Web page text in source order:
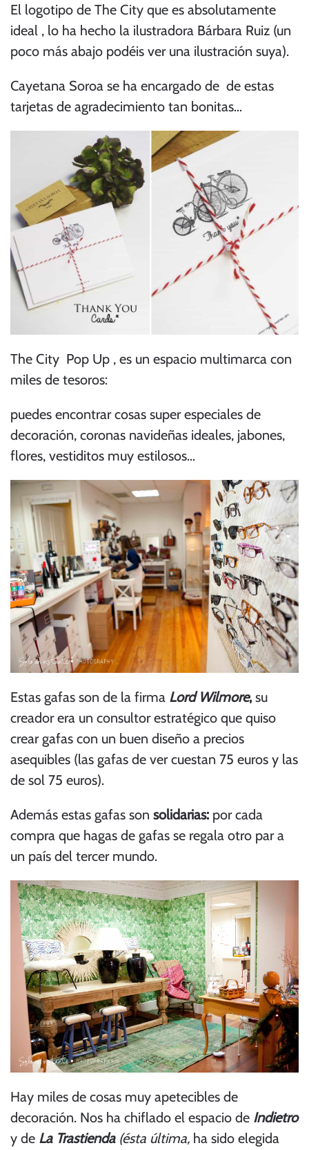
El logotipo de The City que es absolutamente
ideal , lo ha hecho la ilustradora Bárbara Ruiz (un
poco más abajo podéis ver una ilustración suya).
Cayetana Soroa se ha encargado de de estas
tarjetas de agradecimiento tan bonitas…
The City Pop Up , es un espacio multimarca con
miles de tesoros:
puedes encontrar cosas super especiales de
decoración, coronas navideñas ideales, jabones,
flores, vestiditos muy estilosos…
Estas gafas son de la firma Lord Wilmore,su
creador era un consultor estratégico que quiso
crear gafas con un buen diseño a precios
asequibles (las gafas de ver cuestan 75 euros y las
de sol 75 euros).
Además estas gafas son solidarias: por cada
compra que hagas de gafas se regala otro par a
un país del tercer mundo.
Hay miles de cosas muy apetecibles de
decoración. Nos ha chiflado el espacio de Indietro
y de La Trastienda (ésta última, ha sido elegida